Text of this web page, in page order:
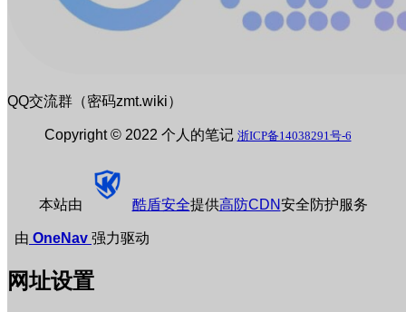
QQ交流群（密码zmt.wiki）
Copyright © 2022 个人的笔记 浙ICP备14038291号-6
本站由 酷盾安全提供高防CDN安全防护服务
由 OneNav 强力驱动
网址设置